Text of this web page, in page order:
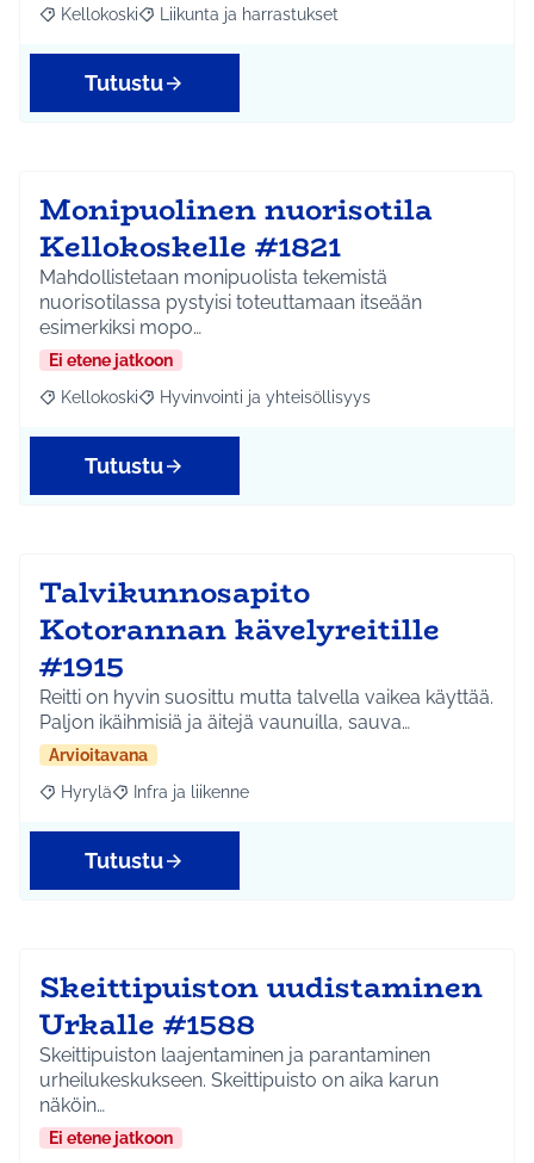
Rajaa tulokset aihepiirin mukaan: Kellokoski
Kellokoski Rajaa tulokset teeman mukaan: Liikunta ja
Liikunta ja harrastukset
Tutustu
Monipuolinen nuorisotila
Kellokoskelle #1821
Mahdollistetaan monipuolista tekemistä
nuorisotilassa pystyisi toteuttamaan itseään
esimerkiksi mopo…
Ei etene jatkoon
Rajaa tulokset aihepiirin mukaan: Kellokoski
Kellokoski Rajaa tulokset teeman mukaan: Hyvinvointi ja
Hyvinvointi ja yhteisöllisyys
Tutustu
Talvikunnosapito
Kotorannan kävelyreitille
#1915
Reitti on hyvin suosittu mutta talvella vaikea käyttää.
Paljon ikäihmisiä ja äitejä vaunuilla, sauva…
Arvioitavana
Rajaa tulokset aihepiirin mukaan: Hyrylä
Hyrylä Rajaa tulokset teeman mukaan: Infra ja liikenne
Infra ja liikenne
Tutustu
Skeittipuiston uudistaminen
Urkalle #1588
Skeittipuiston laajentaminen ja parantaminen
urheilukeskukseen. Skeittipuisto on aika karun
näköin…
Ei etene jatkoon